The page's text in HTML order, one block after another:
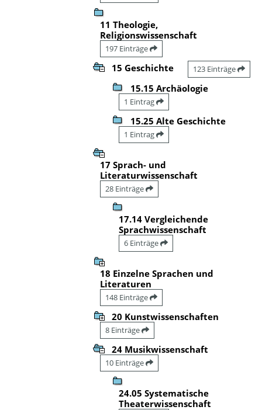
11 Theologie,
Religionswissenschaft
197 Einträge
15 Geschichte 123 Einträge
15.15 Archäologie
1 Eintrag
15.25 Alte Geschichte
1 Eintrag
17 Sprach- und
Literaturwissenschaft
28 Einträge
17.14 Vergleichende
Sprachwissenschaft
6 Einträge
18 Einzelne Sprachen und
Literaturen
148 Einträge
20 Kunstwissenschaften
8 Einträge
24 Musikwissenschaft
10 Einträge
24.05 Systematische
Theaterwissenschaft